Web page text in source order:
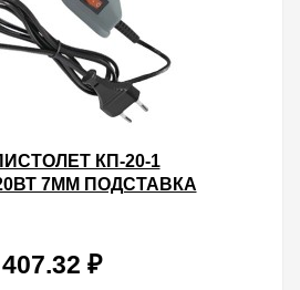
КП-20-1
7ММ ПОДСТАВКА
407.32 ₽